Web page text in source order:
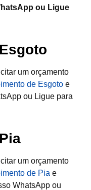
ou Ligue
um orçamento
de Esgoto e
ou Ligue para
um orçamento
de Pia e
WhatsApp ou